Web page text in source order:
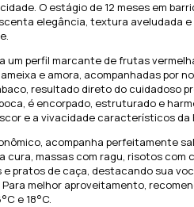
O estágio de 12 meses em
elegância, textura aveludada e
um perfil marcante de frutas
e amora, acompanhadas por
resultado direto do cuidadoso
é encorpado, estruturado e
e a vivacidade característicos da
acompanha perfeitamente
cura, massas com ragu, risotos com
e pratos de caça, destacando sua
Para melhor aproveitamento,
e 18°C.